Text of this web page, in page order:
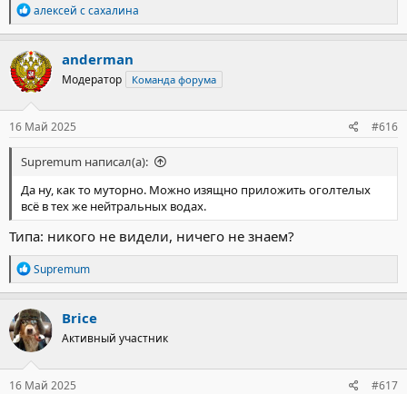
Р
е
а
к
ц
и
и
:
алексей с сахалина
anderman
Модератор Команда форума
16 Май 2025 #616
Supremum написал(а):
Да ну, как то муторно. Можно изящно приложить оголтелых
всё в тех же нейтральных водах.
Типа: никого не видели, ничего не знаем?
Р
е
а
к
ц
и
и
:
Supremum
Brice
Активный участник
16 Май 2025 #617